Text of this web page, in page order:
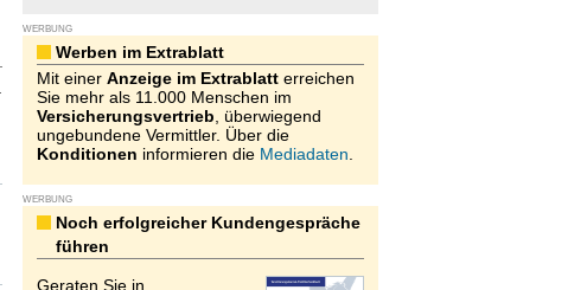
WERBUNG
Werben im Extrablatt
Mit einer Anzeige im Extrablatterreichen
Sie mehr als 11.000 Menschen im
Versicherungsvertrieb , überwiegend
ungebundene Vermittler. Über die
Konditionen informieren die Mediadaten
WERBUNG
Noch erfolgreicher Kundengespräche
führen
Geraten Sie in